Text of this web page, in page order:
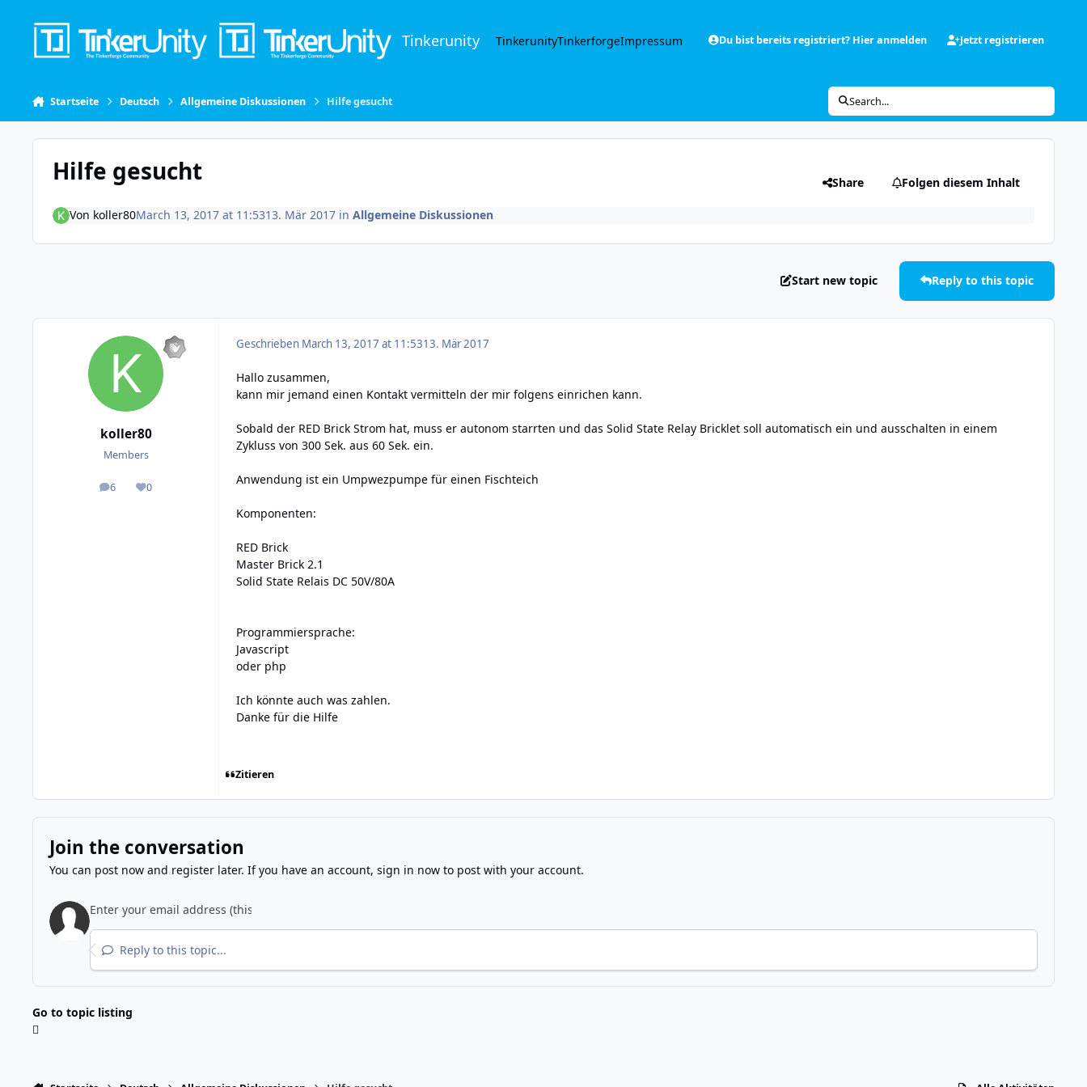
Tinkerunity TinkerunityTinkerforgeImpressum Du bist bereits registriert? Hier anmelden Jetzt registrieren
Startseite Deutsch Allgemeine Diskussionen Hilfe gesucht Search...
Hilfe gesucht Share Folgen diesem Inhalt
Von koller80March 13, 2017 at 11:5313. Mär 2017in Allgemeine Diskussionen
Start new topic Reply to this topic
koller80
Members
6
posts 0
Reputation
Geschrieben March 13, 2017 at 11:5313. Mär 2017
Hallo zusammen,
kann mir jemand einen Kontakt vermitteln der mir folgens einrichen kann.
Sobald der RED Brick Strom hat, muss er autonom starrten und das Solid State Relay Bricklet soll automatisch ein und ausschalten in einem
Zykluss von 300 Sek. aus 60 Sek. ein.
Anwendung ist ein Umpwezpumpe für einen Fischteich
Komponenten:
RED Brick
Master Brick 2.1
Solid State Relais DC 50V/80A
Programmiersprache:
Javascript
oder php
Ich könnte auch was zahlen.
Danke für die Hilfe
Zitieren
Join the conversation
You can post now and register later. If you have an account, sign in nowto post with your account.
Reply to this topic...
Go to topic listing